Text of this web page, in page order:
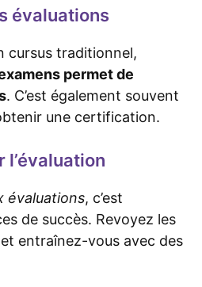
évaluations
cursus traditionnel,
permet de
. C’est également souvent
une certification.
l’évaluation
évaluations, c’est
de succès. Revoyez les
entraînez-vous avec des